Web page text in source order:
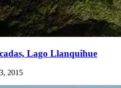
Lago Llanquihue
2015